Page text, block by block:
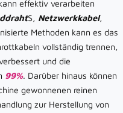
effektiv verarbeiten
S, Netzwerkkabel,
Methoden kann es das
vollständig trennen,
und die
99%. Darüber hinaus können
gewonnenen reinen
zur Herstellung von